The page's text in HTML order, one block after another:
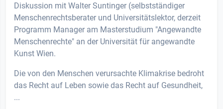
Diskussion mit Walter Suntinger (selbstständiger
Menschenrechtsberater und Universitätslektor, derzeit
Programm Manager am Masterstudium "Angewandte
Menschenrechte" an der Universität für angewandte
Kunst Wien.
Die von den Menschen verursachte Klimakrise bedroht
das Recht auf Leben sowie das Recht auf Gesundheit,
...